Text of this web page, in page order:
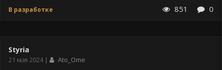
В разработке 851 0
Styria
Дата
21 мая 2024
Ato_Ome